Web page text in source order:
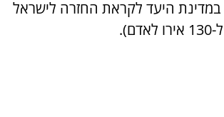
במדינת היעד לקראת החזרה לישראל